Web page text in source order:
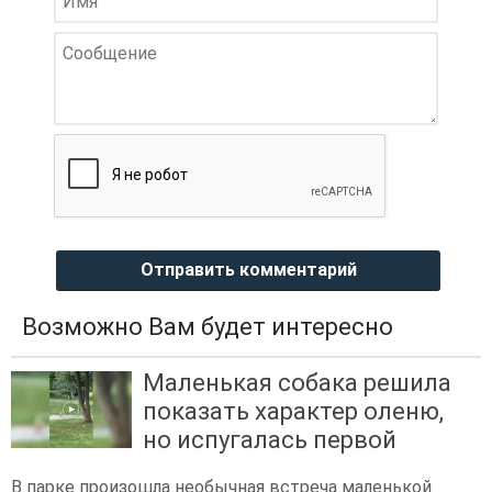
Отправить комментарий
Возможно Вам будет интересно
Маленькая собака решила
показать характер оленю,
но испугалась первой
В парке произошла необычная встреча маленькой